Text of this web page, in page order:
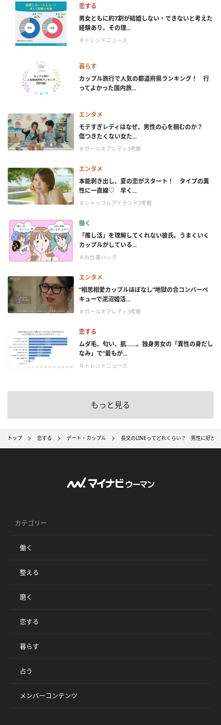
恋する
男女ともに約7割が結婚しない・できないと考えた
経験あり。その理...
＃トレンドニュース
暮らす
カップル旅行で人気の都道府県ランキング！ 行
ってよかった国内旅...
エンタメ
モテすぎレディはなぜ、男性の心を掴むのか？
傷つきたくない女た...
＃ガールオアレディ3考察
エンタメ
本能剥き出し、夏の恋がスタート！ タイプの異
性に一直線♡ 早く...
＃シャッフルアイランド7考察
働く
「推し活」を理解してくれない彼氏。うまくいく
カップルがしている...
＃お仕事ハック
エンタメ
“相思相愛カップルほぼなし”地獄の合コンバーベ
キューで泥沼婚活...
＃ガールオアレディ3考察
恋する
ムダ毛、匂い、肌……。独身男女の「異性の身だし
なみ」で“最もが...
＃トレンドニュース
もっと見る
トップ 恋する デート・カップル 長文のLINEってどれくらい？ 男性に好か
カテゴリー
働く
整える
磨く
恋する
暮らす
占う
メンバーコンテンツ